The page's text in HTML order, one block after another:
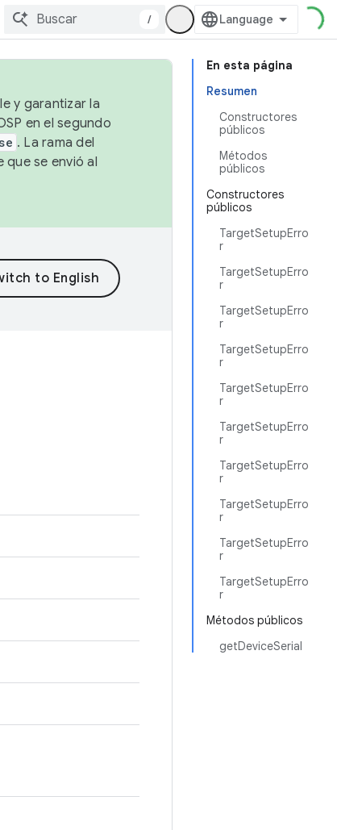
/
En esta página
Resumen
Constructores
públicos
Métodos
públicos
Constructores
públicos
TargetSetupErro
r
TargetSetupErro
r
TargetSetupErro
r
TargetSetupErro
r
TargetSetupErro
r
TargetSetupErro
r
TargetSetupErro
r
TargetSetupErro
r
TargetSetupErro
r
TargetSetupErro
r
Métodos públicos
getDeviceSerial
y garantizar la
en el segundo
. La rama del
que se envió al